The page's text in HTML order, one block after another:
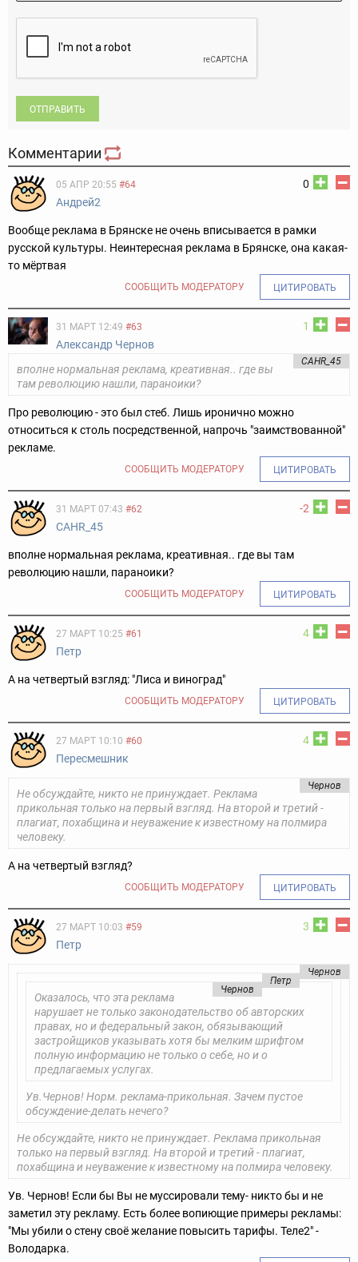
ОТПРАВИТЬ
Комментарии
0
05 АПР 20:55 #64
Андрей2
Вообще реклама в Брянске не очень вписывается в рамки
русской культуры. Неинтересная реклама в Брянске, она какая-
то мёртвая
СООБЩИТЬ МОДЕРАТОРУ ЦИТИРОВАТЬ
1
31 МАРТ 12:49 #63
Александр Чернов
CAHR_45
вполне нормальная реклама, креативная.. где вы
там революцию нашли, параноики?
Про революцию - это был стеб. Лишь иронично можно
относиться к столь посредственной, напрочь "заимствованной"
рекламе.
СООБЩИТЬ МОДЕРАТОРУ ЦИТИРОВАТЬ
-2
31 МАРТ 07:43 #62
CAHR_45
вполне нормальная реклама, креативная.. где вы там
революцию нашли, параноики?
СООБЩИТЬ МОДЕРАТОРУ ЦИТИРОВАТЬ
4
27 МАРТ 10:25 #61
Петр
А на четвертый взгляд: "Лиса и виноград"
СООБЩИТЬ МОДЕРАТОРУ ЦИТИРОВАТЬ
4
27 МАРТ 10:10 #60
Пересмешник
Чернов
Не обсуждайте, никто не принуждает. Реклама
прикольная только на первый взгляд. На второй и третий -
плагиат, похабщина и неуважение к известному на полмира
человеку.
А на четвертый взгляд?
СООБЩИТЬ МОДЕРАТОРУ ЦИТИРОВАТЬ
3
27 МАРТ 10:03 #59
Петр
Чернов
Петр
Чернов
Оказалось, что эта реклама
нарушает не только законодательство об авторских
правах, но и федеральный закон, обязывающий
застройщиков указывать хотя бы мелким шрифтом
полную информацию не только о себе, но и о
предлагаемых услугах.
Ув.Чернов! Норм. реклама-прикольная. Зачем пустое
обсуждение-делать нечего?
Не обсуждайте, никто не принуждает. Реклама прикольная
только на первый взгляд. На второй и третий - плагиат,
похабщина и неуважение к известному на полмира человеку.
Ув. Чернов! Если бы Вы не муссировали тему- никто бы и не
заметил эту рекламу. Есть более вопиющие примеры рекламы:
"Мы убили о стену своё желание повысить тарифы. Теле2" -
Володарка.